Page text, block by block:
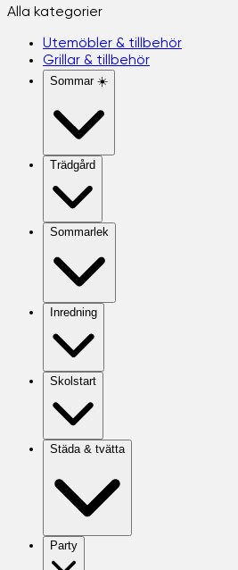
Alla kategorier
Utemöbler & tillbehör
Grillar & tillbehör
Sommar ☀️
Trädgård
Sommarlek
Inredning
Skolstart
Städa & tvätta
Party